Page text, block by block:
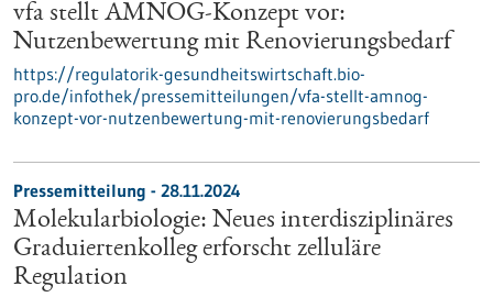
vfa stellt AMNOG-Konzept vor:
Nutzenbewertung mit Renovierungsbedarf
https://regulatorik-gesundheitswirtschaft.bio-
pro.de/infothek/pressemitteilungen/vfa-stellt-amnog-
konzept-vor-nutzenbewertung-mit-renovierungsbedarf
Pressemitteilung - 28.11.2024
Molekularbiologie: Neues interdisziplinäres
Graduiertenkolleg erforscht zelluläre
Regulation